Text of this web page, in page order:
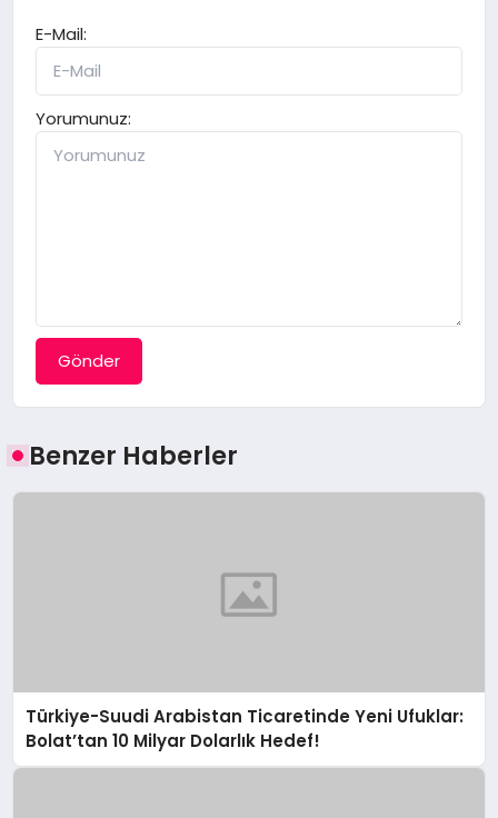
E-Mail:
Yorumunuz:
Gönder
Benzer Haberler
Türkiye-Suudi Arabistan Ticaretinde Yeni Ufuklar:
Bolat’tan 10 Milyar Dolarlık Hedef!